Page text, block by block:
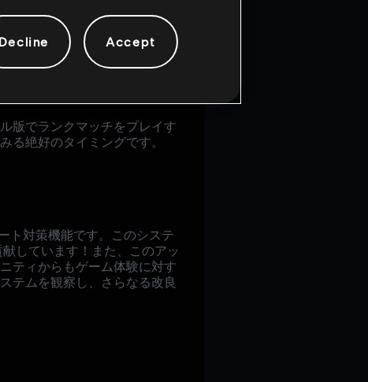
にしたのかと疑問に思った方
与えたいと考えたからです。
に検知されたプレイヤーの多
版でランクマッチをプレイす
る絶好のタイミングです。
ト対策機能です。このシステ
しています！また、このアッ
ティからもゲーム体験に対す
テムを観察し、さらなる改良
Decline Accept